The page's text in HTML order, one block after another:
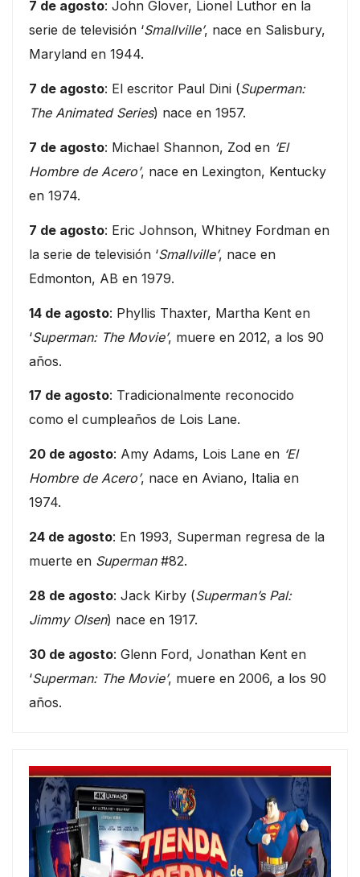
7 de agosto: John Glover, Lionel Luthor en la
serie de televisión ‘Smallville’, nace en Salisbury,
Maryland en 1944.
7 de agosto: El escritor Paul Dini (Superman:
The Animated Series) nace en 1957.
7 de agosto: Michael Shannon, Zod en ‘El
Hombre de Acero’, nace en Lexington, Kentucky
en 1974.
7 de agosto: Eric Johnson, Whitney Fordman en
la serie de televisión ‘Smallville’, nace en
Edmonton, AB en 1979.
14 de agosto: Phyllis Thaxter, Martha Kent en
‘Superman: The Movie’, muere en 2012, a los 90
años.
17 de agosto: Tradicionalmente reconocido
como el cumpleaños de Lois Lane.
20 de agosto: Amy Adams, Lois Lane en ‘El
Hombre de Acero’, nace en Aviano, Italia en
1974.
24 de agosto: En 1993, Superman regresa de la
muerte en Superman#82.
28 de agosto: Jack Kirby (Superman’s Pal:
Jimmy Olsen) nace en 1917.
30 de agosto: Glenn Ford, Jonathan Kent en
‘Superman: The Movie’, muere en 2006, a los 90
años.